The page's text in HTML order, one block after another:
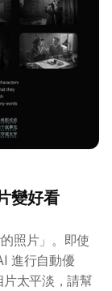
變好看
照片」。即使
進行自動優
太平淡，請幫